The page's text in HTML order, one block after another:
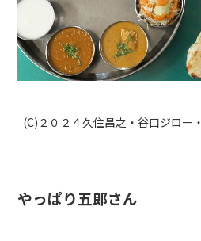
(C)２０２４久住昌之・谷口ジロー
やっぱり五郎さん